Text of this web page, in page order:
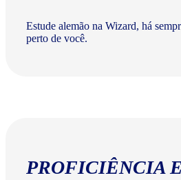
Estude alemão na Wizard, há
perto de você.
PROFICIÊNCIA